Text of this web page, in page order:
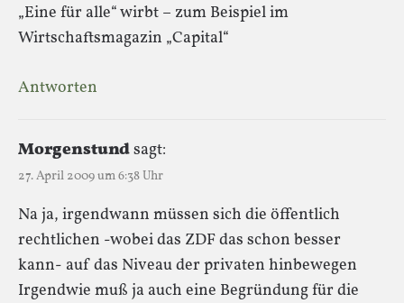
„Eine für alle“ wirbt – zum Beispiel im
Wirtschaftsmagazin „Capital“
Antworten
Morgenstundsagt:
27. April 2009 um 6:38 Uhr
Na ja, irgendwann müssen sich die öffentlich
rechtlichen -wobei das ZDF das schon besser
kann- auf das Niveau der privaten hinbewegen
Irgendwie muß ja auch eine Begründung für die